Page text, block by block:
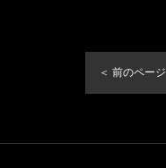
＜ 前のページ